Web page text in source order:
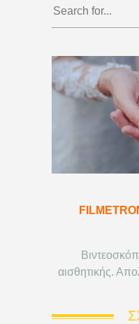
αισθητικής.